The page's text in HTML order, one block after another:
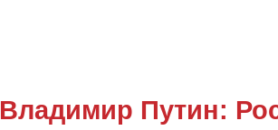
Владимир Путин: